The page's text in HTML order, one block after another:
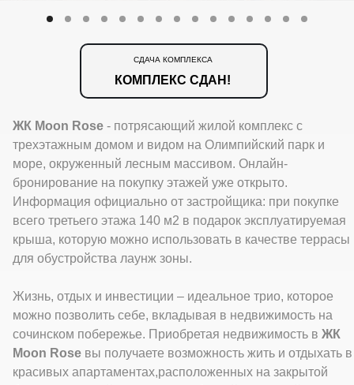
СДАЧА КОМПЛЕКСА
КОМПЛЕКС СДАН!
ЖК Moon Rose - потрясающий жилой комплекс с
трехэтажным домом и видом на Олимпийский парк и
море, окруженный лесным массивом. Онлайн-
бронирование на покупку этажей уже открыто.
Информация официально от застройщика: при покупке
всего третьего этажа 140 м2 в подарок эксплуатируемая
крыша, которую можно использовать в качестве террасы
для обустройства лаунж зоны.
Жизнь, отдых и инвестиции – идеальное трио, которое
можно позволить себе, вкладывая в недвижимость на
сочинском побережье. Приобретая недвижимость в ЖК
Moon Rose вы получаете возможность жить и отдыхать в
красивых апартаментах,расположенных на закрытой